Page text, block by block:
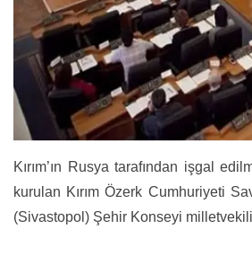
Kırım’ın Rusya tarafından işgal
kurulan Kırım Özerk Cumhuriyeti
(Sivastopol) Şehir Konseyi